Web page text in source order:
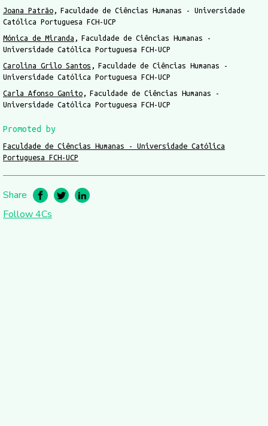
Joana Patrão
Faculdade de Ciências Humanas - Universidade
Católica Portuguesa FCH-UCP
Mónica de Miranda
Faculdade de Ciências Humanas -
Universidade Católica Portuguesa FCH-UCP
Carolina Grilo Santos
Faculdade de Ciências Humanas -
Universidade Católica Portuguesa FCH-UCP
Carla Afonso Ganito
Faculdade de Ciências Humanas -
Universidade Católica Portuguesa FCH-UCP
Promoted by
Faculdade de Ciências Humanas - Universidade Católica
Portuguesa FCH-UCP
Share
Follow 4Cs